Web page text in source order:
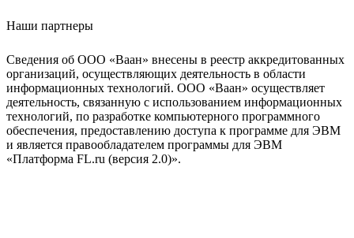
Наши партнеры
Сведения об ООО «Ваан» внесены в реестр аккредитованных
организаций, осуществляющих деятельность в области
информационных технологий. ООО «Ваан» осуществляет
деятельность, связанную с использованием информационных
технологий, по разработке компьютерного программного
обеспечения, предоставлению доступа к программе для ЭВМ
и является правообладателем программы для ЭВМ
«Платформа FL.ru (версия 2.0)».